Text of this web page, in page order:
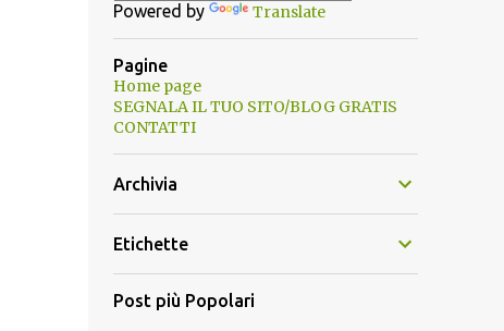
Powered by Translate
Pagine
Home page
SEGNALA IL TUO SITO/BLOG GRATIS
CONTATTI
Archivia
Etichette
Post più Popolari